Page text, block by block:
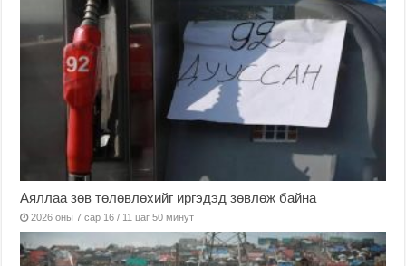
Аяллаа зөв төлөвлөхийг иргэдэд зөвлөж байна
2026 оны 7 сар 16 / 11 цаг 50 минут